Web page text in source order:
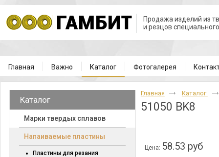
Продажа изделий из
и резцов
Главная Важно Каталог Фотогалерея
Каталог
Марки твердых сплавов
Напаиваемые пластины
Пластины для резания
Главная Каталог
51050 BK8
Цена: 58.53 руб